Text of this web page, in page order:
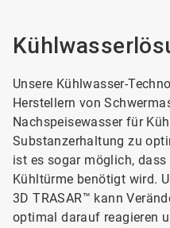
Unsere Kühlwasser-
Herstellern von
Nachspeisewasser für
Substanzerhaltung zu
ist es sogar möglich,
Kühltürme benötigt wird.
3D TRASAR™ kann
optimal darauf reagieren